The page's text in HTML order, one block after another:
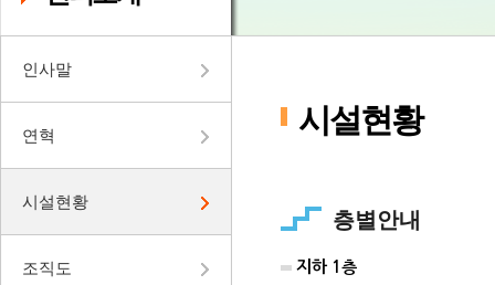
인사말
연혁
시설현황
조직도
시설현황
층별안내
지하 1층